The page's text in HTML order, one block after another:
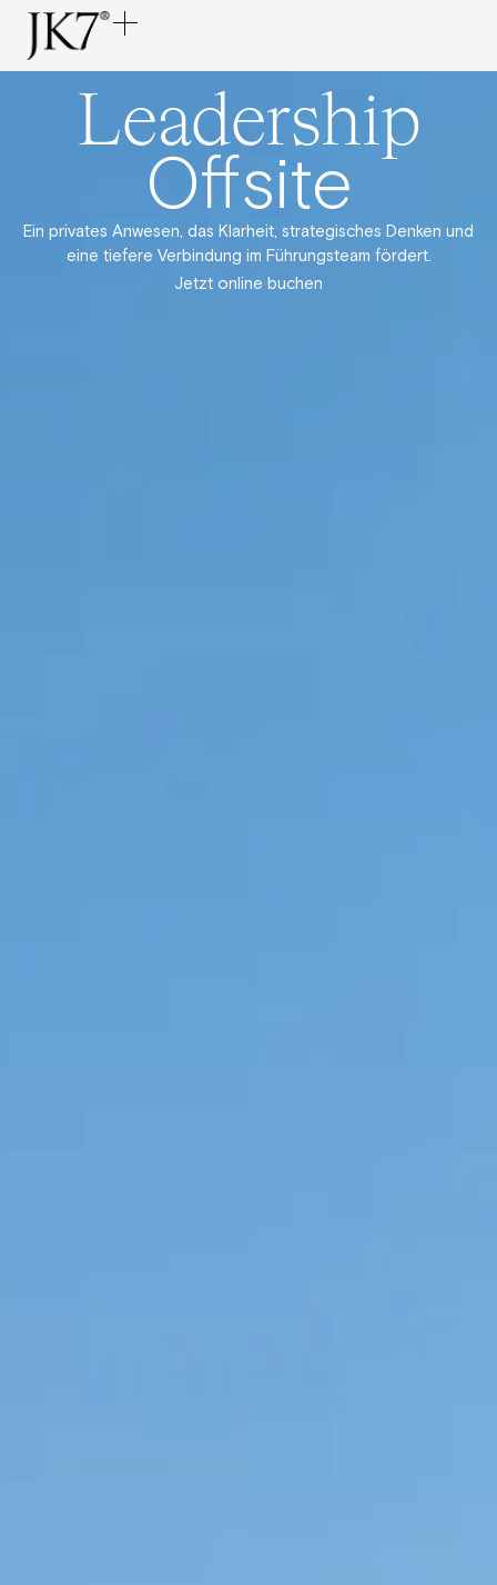
Leadership
Offsite
Ein privates Anwesen, das Klarheit, strategisches Denken und
eine tiefere Verbindung im Führungsteam fördert.
Jetzt online buchen